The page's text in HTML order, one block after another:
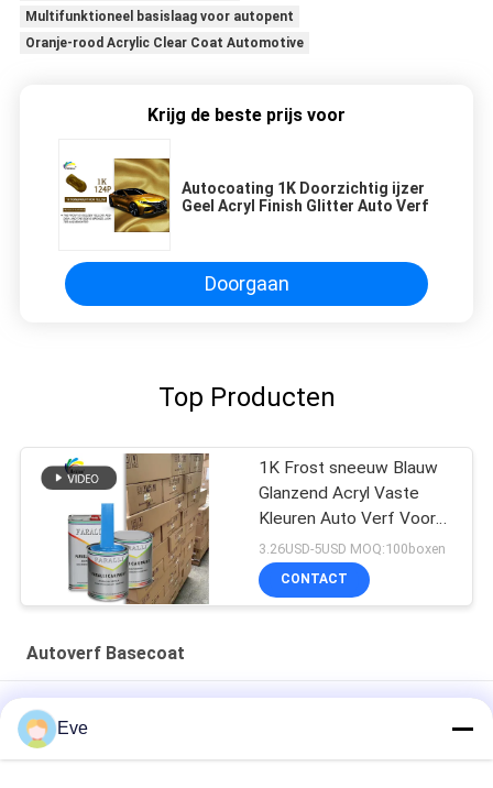
Multifunktioneel basislaag voor autopent
Oranje-rood Acrylic Clear Coat Automotive
Krijg de beste prijs voor
Autocoating 1K Doorzichtig ijzer
Geel Acryl Finish Glitter Auto Verf
Doorgaan
Top Producten
1K Frost sneeuw Blauw
Glanzend Acryl Vaste
Kleuren Auto Verf Voor
Gebruikte Auto
Karosserie Reparatie
3.26USD-5USD MOQ:100boxen
CONTACT
Autoverf Basecoat
Multifunktioneel autopent basiscoat vochtdicht UV-bestand
Praktische autoverzorging Clear Base Coat Mouldproof Acrylic
Eve